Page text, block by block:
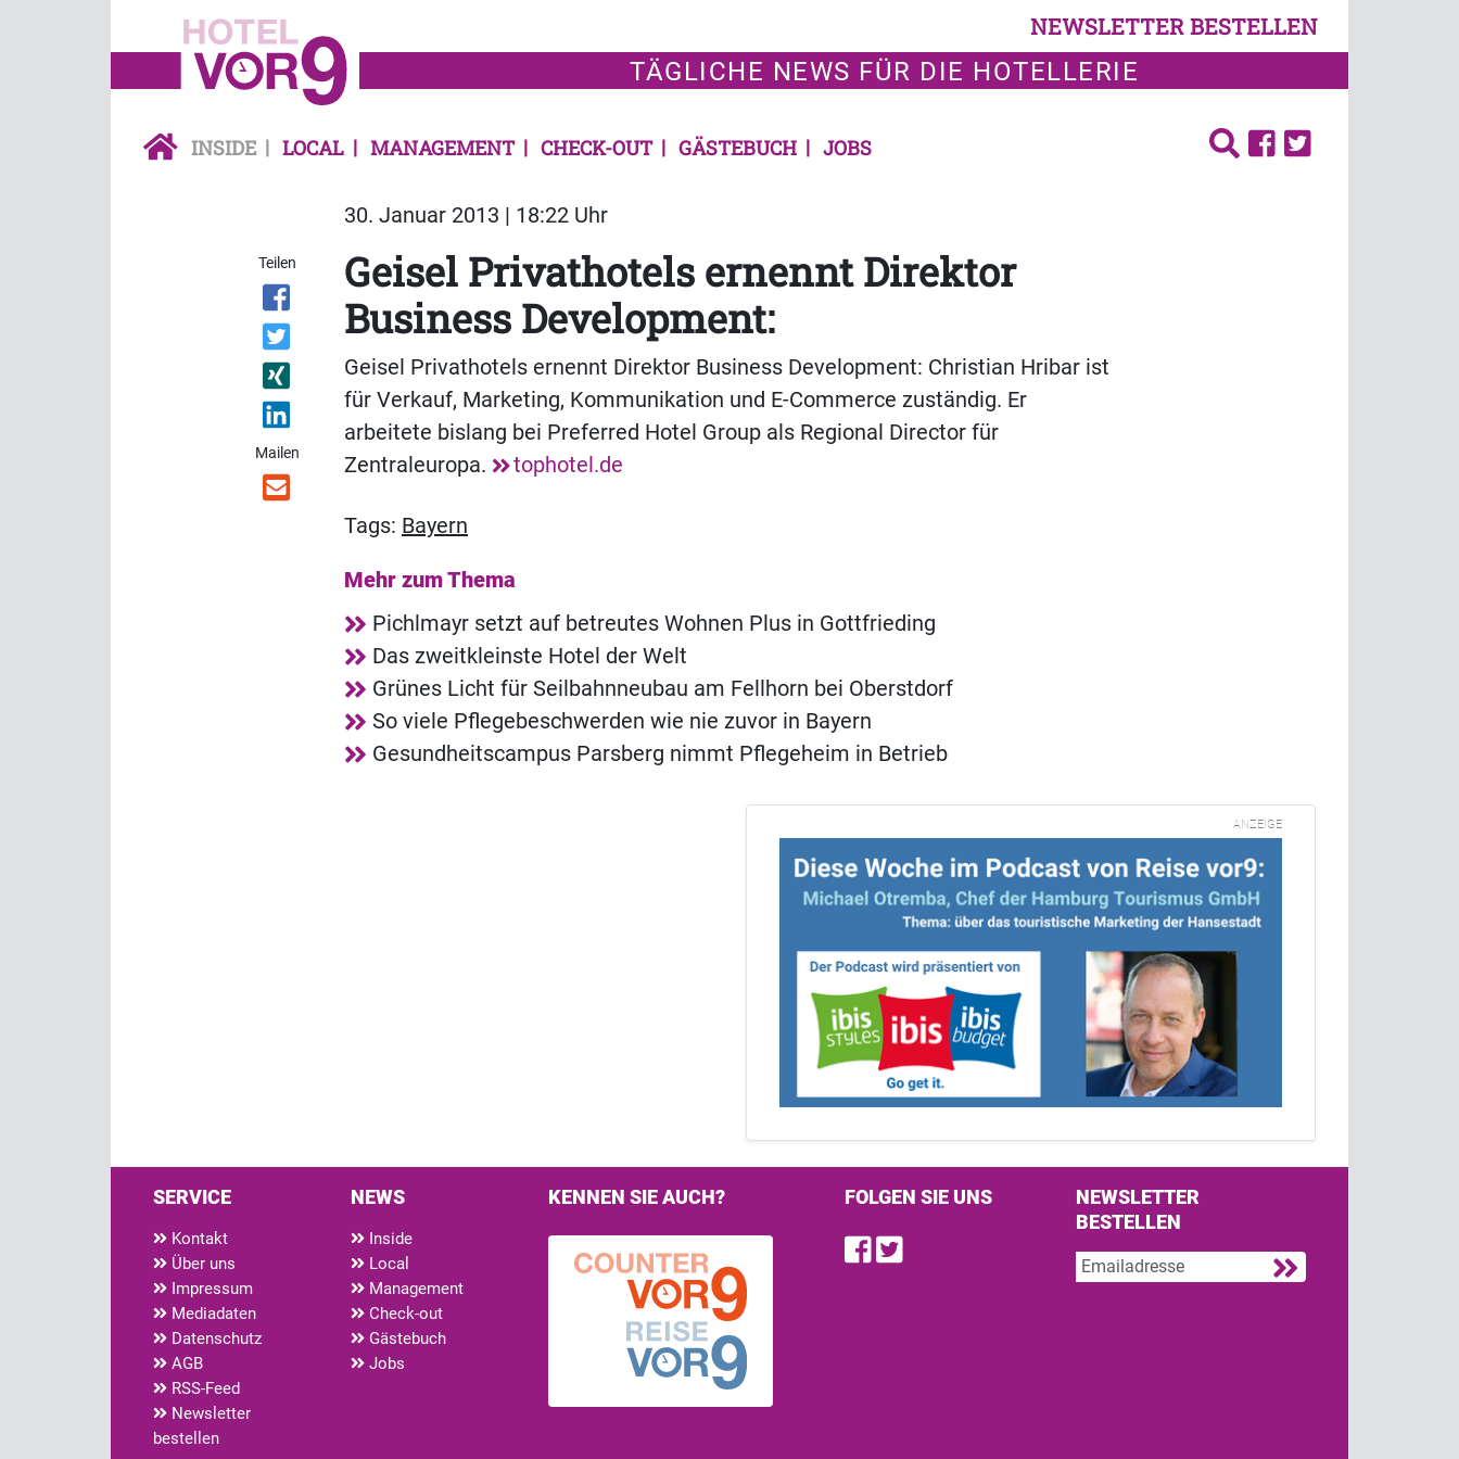
NEWSLETTER BESTELLEN
TÄGLICHE NEWS FÜR DIE HOTELLERIE
INSIDE LOCAL MANAGEMENT CHECK-OUT GÄSTEBUCH JOBS
30. Januar 2013 | 18:22 Uhr
Teilen
Mailen
Geisel Privathotels ernennt Direktor
Business Development:
Geisel Privathotels ernennt Direktor Business Development: Christian Hribar ist
für Verkauf, Marketing, Kommunikation und E-Commerce zuständig. Er
arbeitete bislang bei Preferred Hotel Group als Regional Director für
Zentraleuropa.
tophotel.de
Tags: Bayern
Mehr zum Thema
Pichlmayr setzt auf betreutes Wohnen Plus in Gottfrieding
Das zweitkleinste Hotel der Welt
Grünes Licht für Seilbahnneubau am Fellhorn bei Oberstdorf
So viele Pflegebeschwerden wie nie zuvor in Bayern
Gesundheitscampus Parsberg nimmt Pflegeheim in Betrieb
ANZEIGE
SERVICE
Kontakt
Über uns
Impressum
Mediadaten
Datenschutz
AGB
RSS-Feed
Newsletter
bestellen
NEWS
Inside
Local
Management
Check-out
Gästebuch
Jobs
KENNEN SIE AUCH? FOLGEN SIE UNS
Find us on Facebook
Follow us on Twitter
NEWSLETTER
BESTELLEN